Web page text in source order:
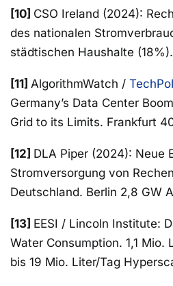
[10] CSO Ireland (2024):
des nationalen
städtischen Haushalte (18%).
[11] AlgorithmWatch /
Germany’s Data Center
Grid to its Limits. Frankfurt
[12] DLA Piper (2024): Neue
Stromversorgung von
Deutschland. Berlin 2,8 GW
[13] EESI / Lincoln Institute:
Water Consumption. 1,1 Mio.
bis 19 Mio. Liter/Tag